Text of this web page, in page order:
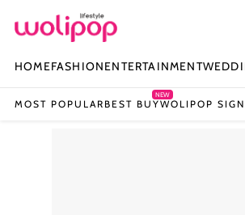
HOMEFASHIONENTERTAINMENT
MOST POPULAR BEST BUY
NEW
WOLIPOP